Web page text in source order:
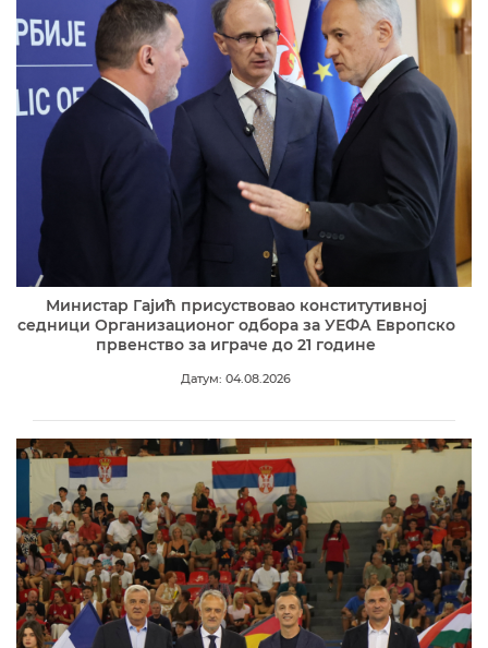
Министар Гајић присуствовао конститутивној
седници Организационог одбора за УЕФА Европско
првенство за играче до 21 године
Датум: 04.08.2026